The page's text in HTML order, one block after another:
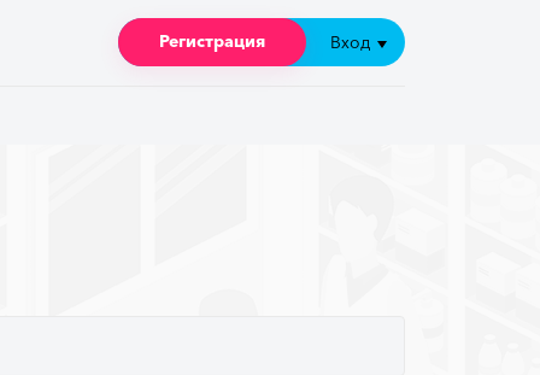
Регистрация Вход
Регистрация Вход